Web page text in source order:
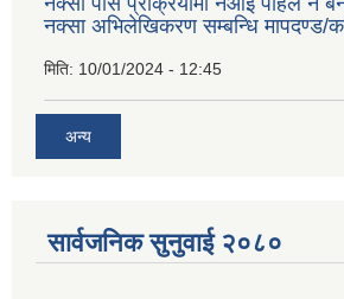
नक्सा अभिलेखिकरण सम्बन्धि मापदण्ड/
मिति: 10/01/2024 - 12:45
अन्य
सार्वजनिक सुनुवाई २०८०